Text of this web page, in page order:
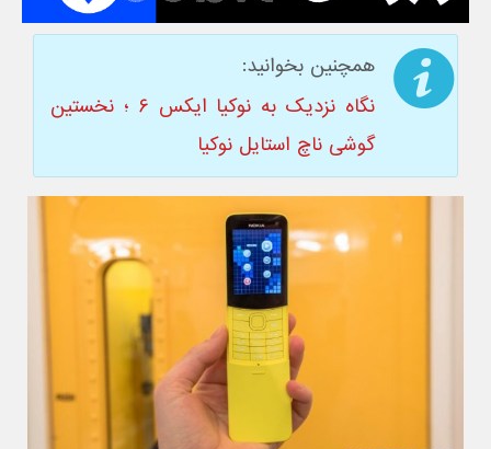
همچنین بخوانید:
نگاه نزدیک به نوکیا ایکس ۶ ؛ نخستین
گوشی ناچ استایل نوکیا